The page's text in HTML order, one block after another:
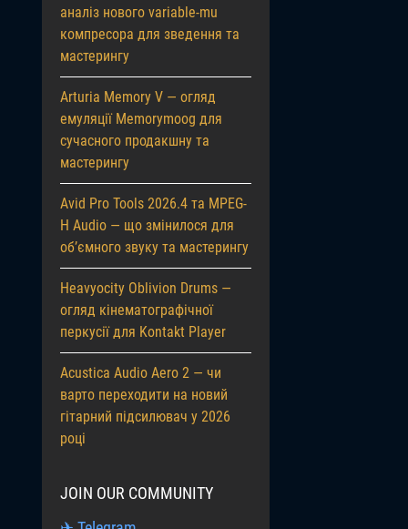
аналіз нового variable-mu
компресора для зведення та
мастерингу
Arturia Memory V — огляд
емуляції Memorymoog для
сучасного продакшну та
мастерингу
Avid Pro Tools 2026.4 та MPEG-
H Audio — що змінилося для
об’ємного звуку та мастерингу
Heavyocity Oblivion Drums —
огляд кінематографічної
перкусії для Kontakt Player
Acustica Audio Aero 2 — чи
варто переходити на новий
гітарний підсилювач у 2026
році
JOIN OUR COMMUNITY